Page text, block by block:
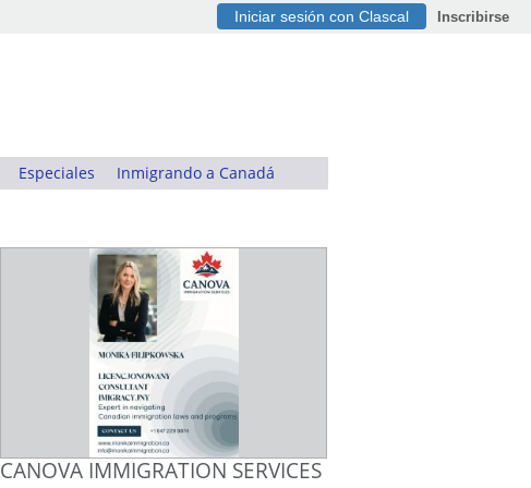
Iniciar sesión con Clascal Inscribirse
Especiales Inmigrando a Canadá
CANOVA IMMIGRATION SERVICES